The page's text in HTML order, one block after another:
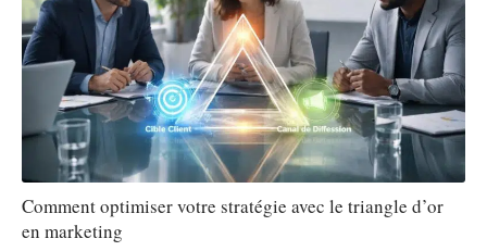
Comment optimiser votre stratégie avec le triangle d’or
en marketing